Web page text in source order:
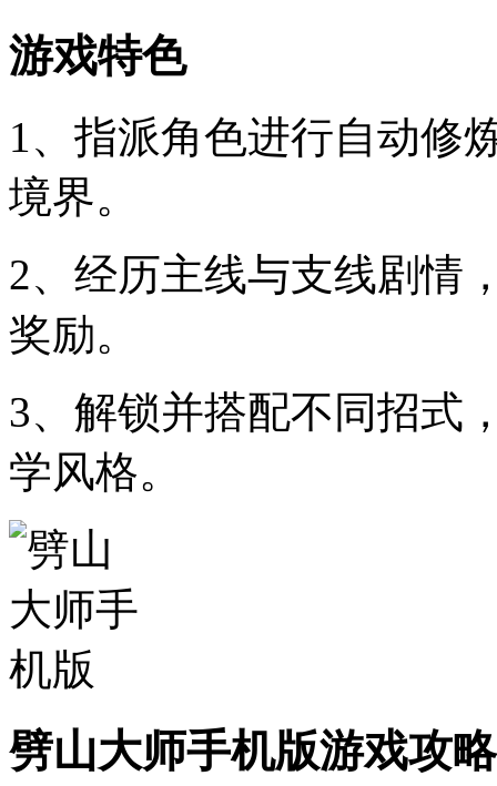
游戏特色
1、指派角色进行自动修
境界。
2、经历主线与支线剧情
奖励。
3、解锁并搭配不同招式
学风格。
劈山大师手机版游戏攻略